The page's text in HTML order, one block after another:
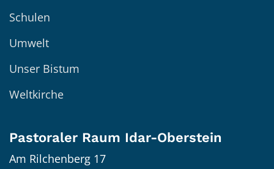
Schulen
Umwelt
Unser Bistum
Weltkirche
Pastoraler Raum Idar-Oberstein
Am Rilchenberg 17